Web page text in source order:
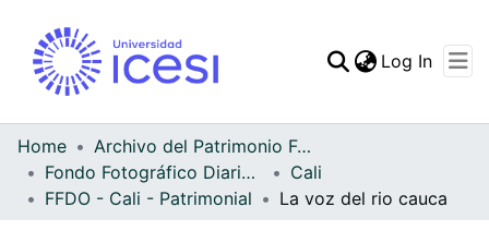
Statistics
Log In
Home
Archivo del Patrimonio Fotográfico y Fílmico del Valle del Cauca
Fondo Fotográfico Diario Occidente
Cali
FFDO - Cali - Patrimonial
La voz del rio cauca